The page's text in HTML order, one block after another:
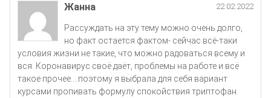
Жанна 22.02.2022
Рассуждать на эту тему можно очень долго,
но факт остается фактом- сейчас всё-таки
условия жизни не такие, что можно радоваться всему и
вся. Коронавирус своё даёт, проблемы на работе и всё
такое прочее….поэтому я выбрала для себя вариант
курсами пропивать формулу спокойствия триптофан.